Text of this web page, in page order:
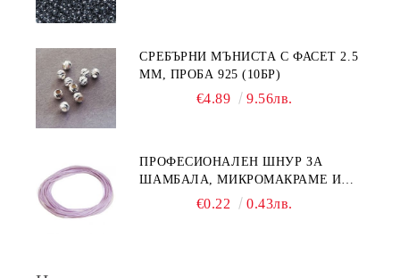
СРЕБЪРНИ МЪНИСТА С ФАСЕТ 2.5
ММ, ПРОБА 925 (10БР)
€4.89 9.56лв.
ПРОФЕСИОНАЛЕН ШНУР ЗА
ШАМБАЛА, МИКРОМАКРАМЕ И
ВЪЗЛИ,GRIFFIN, ЦВЯТ ЛЮЛЯК1ММ
€0.22 0.43лв.